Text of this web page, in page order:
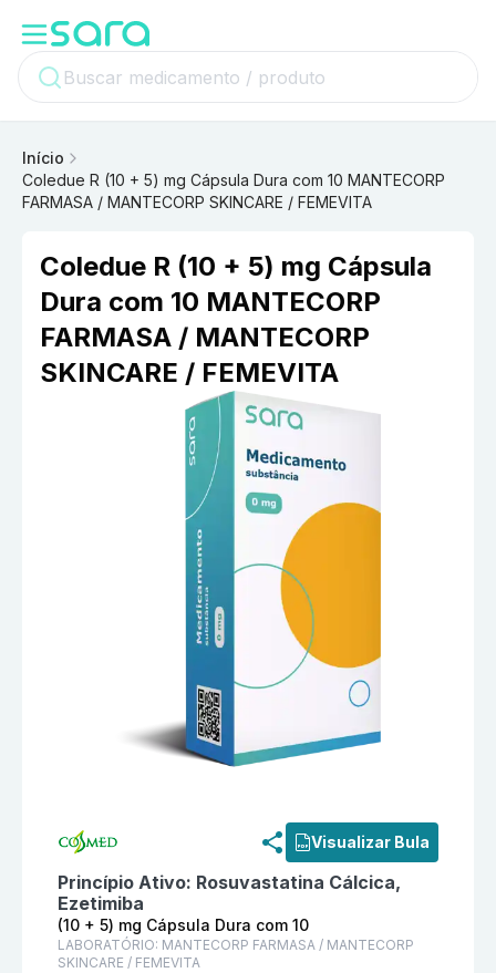
Início
Coledue R (10 + 5) mg Cápsula Dura com 10 MANTECORP
FARMASA / MANTECORP SKINCARE / FEMEVITA
Coledue R (10 + 5) mg Cápsula
Dura com 10 MANTECORP
FARMASA / MANTECORP
SKINCARE / FEMEVITA
Visualizar Bula
Princípio Ativo: Rosuvastatina Cálcica,
Ezetimiba
(10 + 5) mg Cápsula Dura com 10
LABORATÓRIO: MANTECORP FARMASA / MANTECORP
SKINCARE / FEMEVITA